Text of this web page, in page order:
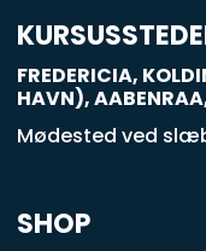
q
u
a
r
FREDERICIA,
HAVN),
Mødested ved
SHOP